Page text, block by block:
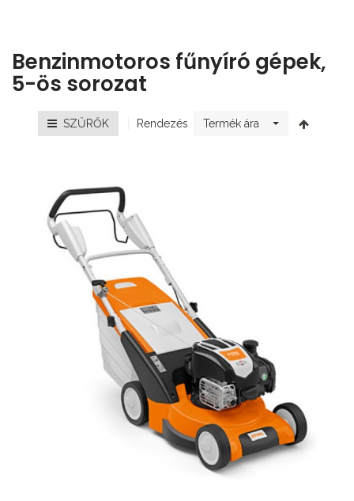
Benzinmotoros fűnyíró gépek,
5-ös sorozat
SZŰRŐK Rendezés Termék ára